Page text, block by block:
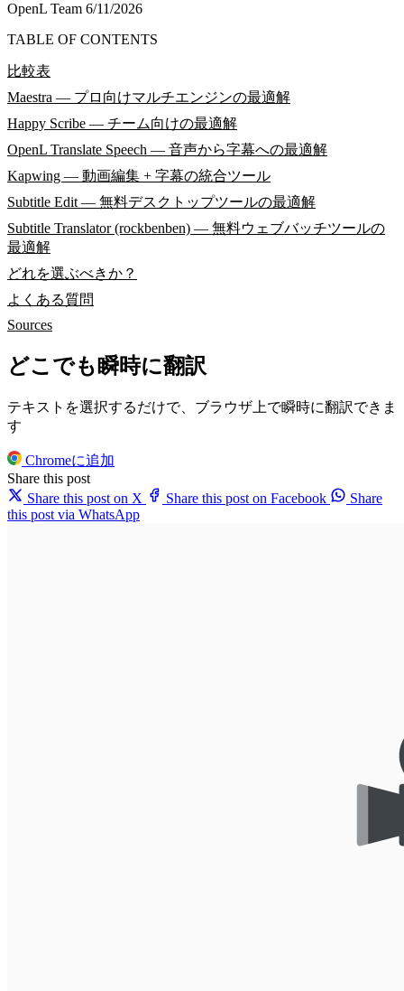
OpenL Team 6/11/2026
TABLE OF CONTENTS
比較表
Maestra — プロ向けマルチエンジンの最適解
Happy Scribe — チーム向けの最適解
OpenL Translate Speech — 音声から字幕への最適解
Kapwing — 動画編集 + 字幕の統合ツール
Subtitle Edit — 無料デスクトップツールの最適解
Subtitle Translator (rockbenben) — 無料ウェブバッチツールの
最適解
どれを選ぶべきか？
よくある質問
Sources
どこでも瞬時に翻訳
テキストを選択するだけで、ブラウザ上で瞬時に翻訳できま
す
Chromeに追加
Share this post
Share this post on X
Share this post on Facebook
Share
this post via WhatsApp